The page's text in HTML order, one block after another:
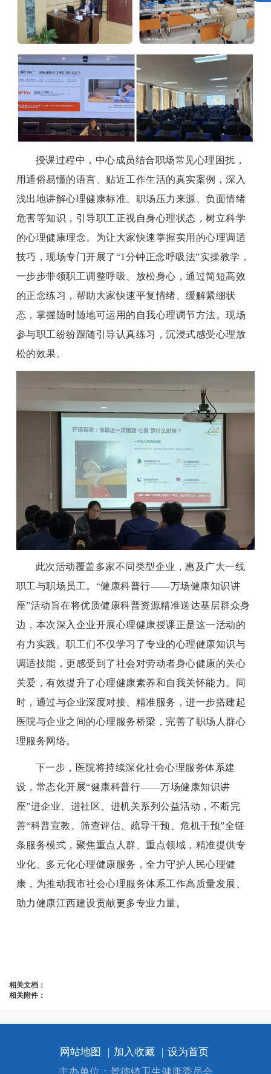
授课过程中，中心成员结合职场常见心理困扰，
用通俗易懂的语言、贴近工作生活的真实案例，深入
浅出地讲解心理健康标准、职场压力来源、负面情绪
危害等知识，引导职工正视自身心理状态，树立科学
的心理健康理念。为让大家快速掌握实用的心理调适
技巧，现场专门开展了“1分钟正念呼吸法”实操教学，
一步步带领职工调整呼吸、放松身心，通过简短高效
的正念练习，帮助大家快速平复情绪、缓解紧绷状
态，掌握随时随地可运用的自我心理调节方法。现场
参与职工纷纷跟随引导认真练习，沉浸式感受心理放
松的效果。
此次活动覆盖多家不同类型企业，惠及广大一线
职工与职场员工。“健康科普行——万场健康知识讲
座”活动旨在将优质健康科普资源精准送达基层群众身
边，本次深入企业开展心理健康授课正是这一活动的
有力实践。职工们不仅学习了专业的心理健康知识与
调适技能，更感受到了社会对劳动者身心健康的关心
关爱，有效提升了心理健康素养和自我关怀能力。同
时，通过与企业深度对接、精准服务，进一步搭建起
医院与企业之间的心理服务桥梁，完善了职场人群心
理服务网络。
下一步，医院将持续深化社会心理服务体系建
设，常态化开展“健康科普行——万场健康知识讲
座”进企业、进社区、进机关系列公益活动，不断完
善“科普宣教、筛查评估、疏导干预、危机干预”全链
条服务模式，聚焦重点人群、重点领域，精准提供专
业化、多元化心理健康服务，全力守护人民心理健
康，为推动我市社会心理服务体系工作高质量发展、
助力健康江西建设贡献更多专业力量。
相关文档：
相关附件：
网站地图 加入收藏
设为首页